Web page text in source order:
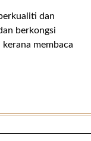
dan
berkongsi
membaca